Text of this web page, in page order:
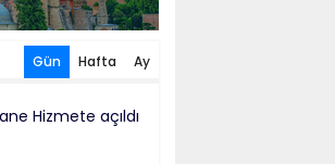
Gün Hafta Ay
Hizmete açıldı